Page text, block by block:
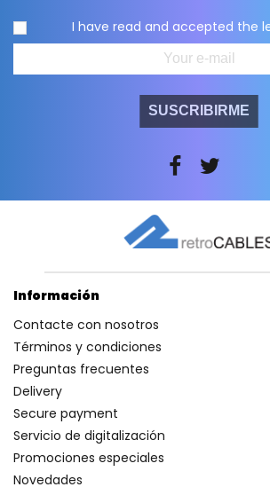
I have read and accepted the
SUSCRIBIRME
Información
Contacte con nosotros
Términos y condiciones
Preguntas frecuentes
Delivery
Secure payment
Servicio de digitalización
Promociones especiales
Novedades